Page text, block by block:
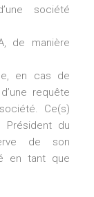
société
de manière
en cas de
requête
Ce(s)
Président du
de son
en tant que